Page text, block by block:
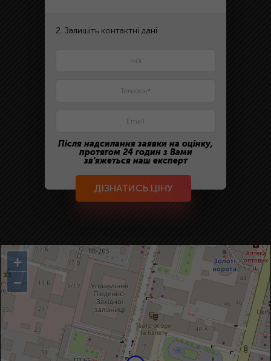
2. Залишіть контактні дані
Після надсилання заявки на оцінку,
протягом 24 годин з Вами
зв'яжеться наш експерт
ДІЗНАТИСЬ ЦІНУ
+
−